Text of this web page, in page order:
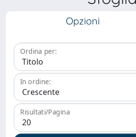
Opzioni
Ordina per:
In ordine:
Risultati/Pagina